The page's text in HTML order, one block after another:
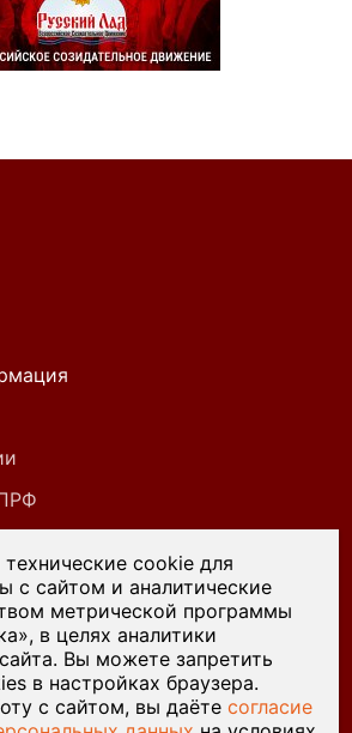
или ином использовании
на страницах
на источник обязательна.
cookie для
с сайтом и аналитические
метрической программы
в целях аналитики
Вы можете запретить
в настройках браузера.
с сайтом, вы даётесогласие